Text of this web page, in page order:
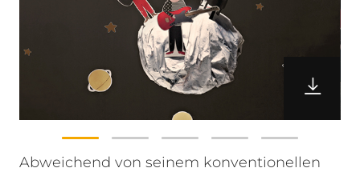
Abweichend von seinem konventionellen